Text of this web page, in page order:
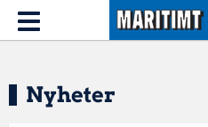
Hopp til hovedinnhold
Toggle
navigation
Nyheter